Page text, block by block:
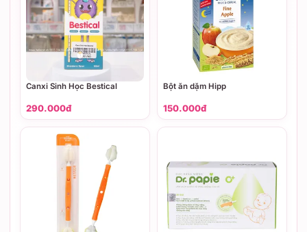
Canxi Sinh Học Bestical
290.000đ
Bột ăn dặm Hipp
150.000đ